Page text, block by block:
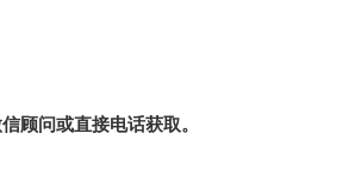
顾问或直接电话获取。